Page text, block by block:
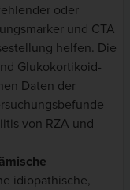
oder
und CTA
helfen. Die
Glukokortikoid-
Daten der
von RZA und
idiopathische,